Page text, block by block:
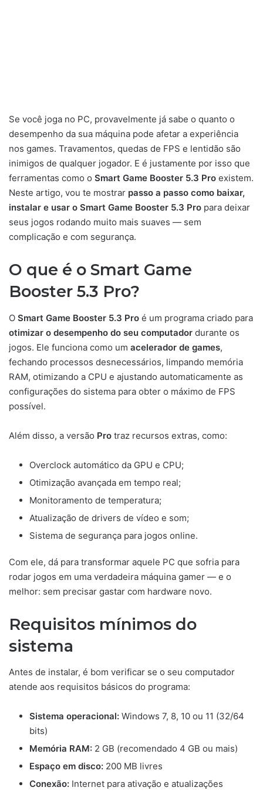
Se você joga no PC, provavelmente já sabe o quanto o
desempenho da sua máquina pode afetar a experiência
nos games. Travamentos, quedas de FPS e lentidão são
inimigos de qualquer jogador. E é justamente por isso que
ferramentas como o Smart Game Booster 5.3 Pro existem.
Neste artigo, vou te mostrar passo a passo como baixar,
instalar e usar o Smart Game Booster 5.3 Pro para deixar
seus jogos rodando muito mais suaves — sem
complicação e com segurança.
O que é o Smart Game
Booster 5.3 Pro?
O Smart Game Booster 5.3 Pro é um programa criado para
otimizar o desempenho do seu computador durante os
jogos. Ele funciona como um acelerador de games,
fechando processos desnecessários, limpando memória
RAM, otimizando a CPU e ajustando automaticamente as
configurações do sistema para obter o máximo de FPS
possível.
Além disso, a versão Pro traz recursos extras, como:
Overclock automático da GPU e CPU;
Otimização avançada em tempo real;
Monitoramento de temperatura;
Atualização de drivers de vídeo e som;
Sistema de segurança para jogos online.
Com ele, dá para transformar aquele PC que sofria para
rodar jogos em uma verdadeira máquina gamer — e o
melhor: sem precisar gastar com hardware novo.
Requisitos mínimos do
sistema
Antes de instalar, é bom verificar se o seu computador
atende aos requisitos básicos do programa:
Sistema operacional: Windows 7, 8, 10 ou 11 (32/64
bits)
Memória RAM: 2 GB (recomendado 4 GB ou mais)
Espaço em disco: 200 MB livres
Conexão: Internet para ativação e atualizações